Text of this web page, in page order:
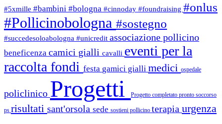
#5xmille #bambini #bologna #cinnoday #foundraising #onlus
#Pollicinobologna #sostegno
#succedesoloabologna #unicredit associazione pollicino
beneficenza camici gialli cavalli eventi per la
raccolta fondi festa gamici gialli medici ospedale
policlinico Progetti Progetto completato pronto soccorso
ps risultati sant'orsola sede sostieni pollicino terapia urgenza